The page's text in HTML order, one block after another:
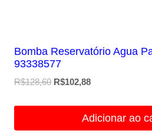
Bomba Reservatório Agua
93338577
R$128,60 O
R$102,88O
é:
Adicionar ao